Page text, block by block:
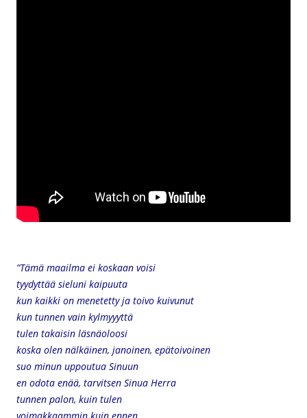
”Tämä maailma ei koskaan voisi
tyydyttää sieluni kaipuuta
kun kaikki on menetetty ja toivo kuivunut
kun tunnen vain kylmyyyttä
tulen takaisin läsnäoloosi
koska olen nälkäinen, janoinen, epätoivoinen
suo minun uppoutua Sinuun
en odota enää, tarvitsen Sinua Herra
tunnen palon, kuin tulen